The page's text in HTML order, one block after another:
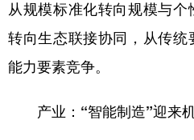
从规模标准化转向规模与
转向生态联接协同，从传统
能力要素竞争。
产业：“智能制造”迎来